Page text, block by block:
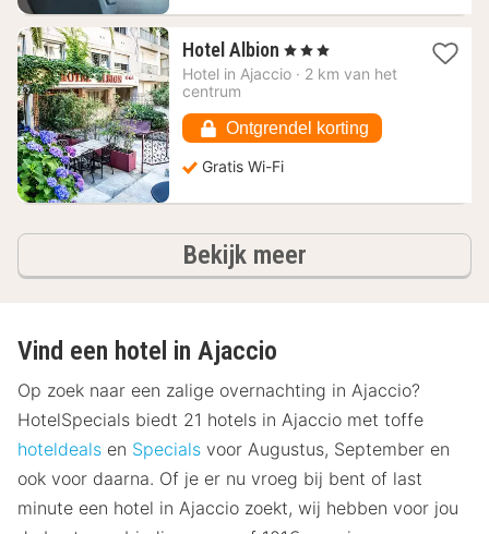
Hotel Albion 1
nacht
€
, 3 Sterren
Hotel in Ajaccio · 2 km van het
centrum
Ontgrendel korting
Gratis Wi-Fi
Bekijk meerhotels
Vind een hotel in Ajaccio
Op zoek naar een zalige overnachting in Ajaccio?
HotelSpecials biedt 21 hotels in Ajaccio met toffe
hoteldeals en Specials voor Augustus, September en
ook voor daarna. Of je er nu vroeg bij bent of last
minute een hotel in Ajaccio zoekt, wij hebben voor jou